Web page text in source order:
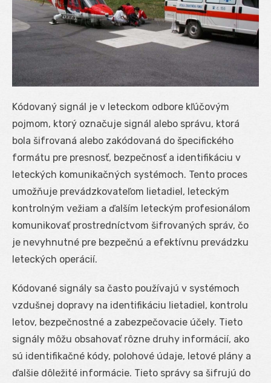
Kódovaný signál je v leteckom odbore kľúčovým
pojmom, ktorý označuje signál alebo správu, ktorá
bola šifrovaná alebo zakódovaná do špecifického
formátu pre presnosť, bezpečnosť a identifikáciu v
leteckých komunikačných systémoch. Tento proces
umožňuje prevádzkovateľom lietadiel, leteckým
kontrolným vežiam a ďalším leteckým profesionálom
komunikovať prostredníctvom šifrovaných správ, čo
je nevyhnutné pre bezpečnú a efektívnu prevádzku
leteckých operácií.
Kódované signály sa často používajú v systémoch
vzdušnej dopravy na identifikáciu lietadiel, kontrolu
letov, bezpečnostné a zabezpečovacie účely. Tieto
signály môžu obsahovať rôzne druhy informácií, ako
sú identifikačné kódy, polohové údaje, letové plány a
ďalšie dôležité informácie. Tieto správy sa šifrujú do